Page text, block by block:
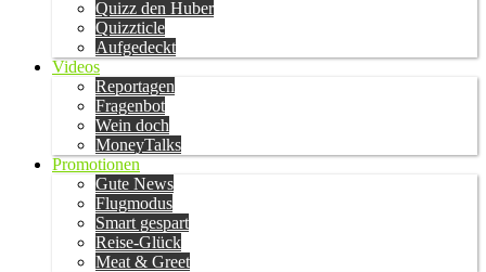
Quizz den Huber
Quizzticle
Aufgedeckt
Videos
Reportagen
Fragenbot
Wein doch
MoneyTalks
Promotionen
Gute News
Flugmodus
Smart gespart
Reise-Glück
Meat & Greet